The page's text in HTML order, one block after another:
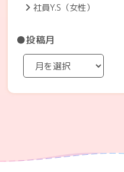
社員Y.S（女性）
●投稿月